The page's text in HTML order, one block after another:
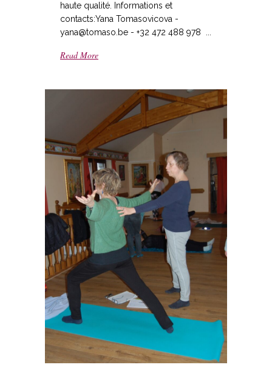
haute qualité. Informations et
contacts:Yana Tomasovicova -
yana@tomaso.be - +32 472 488 978 ...
Read More